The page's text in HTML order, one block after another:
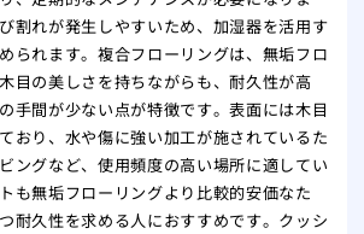
割れが発生しやすいため、加湿器を活用す
られます。複合フローリングは、無垢フロ
目の美しさを持ちながらも、耐久性が高
手間が少ない点が特徴です。表面には木目
おり、水や傷に強い加工が施されているた
ングなど、使用頻度の高い場所に適してい
も無垢フローリングより比較的安価なた
耐久性を求める人におすすめです。クッシ